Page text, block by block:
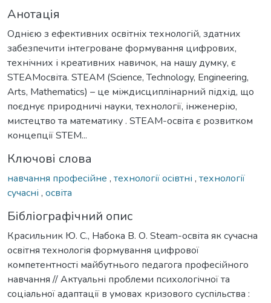
Анотація
Однією з ефективних освітніх технологій, здатних
забезпечити інтегроване формування цифрових,
технічних і креативних навичок, на нашу думку, є
STEAMосвіта. STEAM (Science, Technology, Engineering,
Arts, Mathematics) – це міждисциплінарний підхід, що
поєднує природничі науки, технології, інженерію,
мистецтво та математику . STEAM-освіта є розвитком
концепції STEM...
Ключові слова
навчання професійне , технології осівтні , технології
сучасні , освіта
Бібліографічний опис
Красильник Ю. С., Набока В. О. Steam-освіта як сучасна
освітня технологія формування цифрової
компетентності майбутнього педагога професійного
навчання // Актуальні проблеми психологічної та
соціальної адаптації в умовах кризового суспільства :